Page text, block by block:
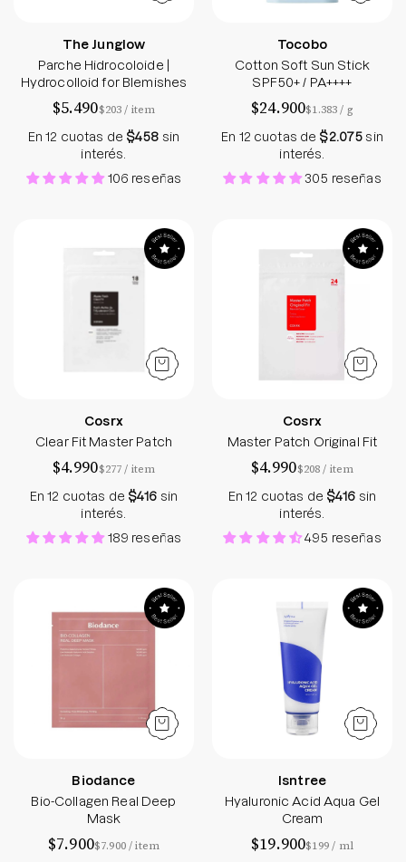
The Junglow
Parche Hidrocoloide |
Hydrocolloid for Blemishes
$5.490$203/ por
item
En 12 cuotas de $458 sin
interés.
106 reseñas
Tocobo
Cotton Soft Sun Stick
SPF50+ / PA++++
$24.900$1.383/ por
g
En 12 cuotas de $2.075sin
interés.
305 reseñas
Clear Fit Master Patch - Sokobox
Cosrx
Clear Fit Master Patch
$4.990$277/ por
item
En 12 cuotas de $416 sin
interés.
189 reseñas
Master Patch
Cosrx
Master Patch Original Fit
$4.990$208/ por
item
En 12 cuotas de $416 sin
interés.
495 reseñas
Bio-Collagen Real Deep Mask
Biodance
Bio-Collagen Real Deep
Mask
$7.900$7.900/por
item
Hyaluronic Acid
Isntree
Hyaluronic Acid Aqua Gel
Cream
$19.900$199/ por
ml